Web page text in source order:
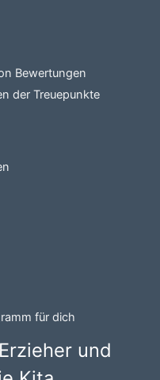
Bewertungen
der Treuepunkte
für dich
und